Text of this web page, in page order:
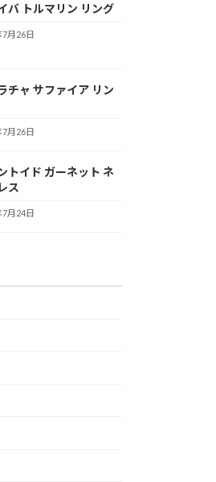
バ トルマリン リング
7月26日
チャ サファイア リン
7月26日
トイド ガーネット ネ
ス
7月24日